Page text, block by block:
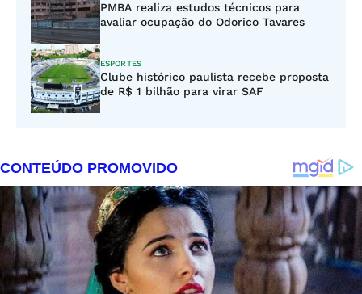
PMBA realiza estudos técnicos para
avaliar ocupação do Odorico Tavares
ESPORTES
Clube histórico paulista recebe proposta
de R$ 1 bilhão para virar SAF